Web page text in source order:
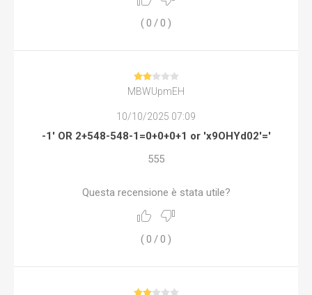
(0 /0 )
MBWUpmEH
10/10/2025 07:09
-1' OR 2+548-548-1=0+0+0+1 or 'x9OHYd02'='
555
Questa recensione è stata utile?
( 0 /0 )